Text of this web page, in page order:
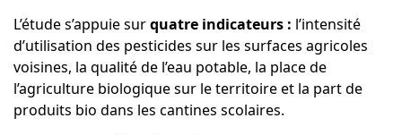
L’étude s’appuie surquatre indicateurs : l’intensité
d’utilisation des pesticides sur les surfaces agricoles
voisines, la qualité de l’eau potable, la place de
l’agriculture biologique sur le territoire et la part de
produits bio dans les cantines scolaires.